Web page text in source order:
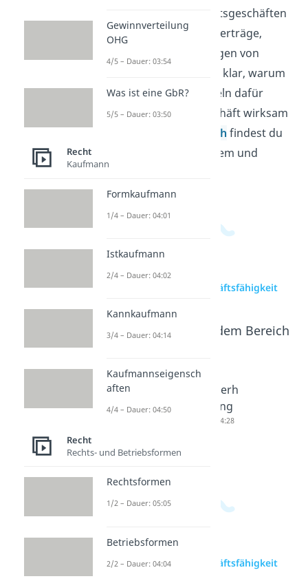
Alltag. Wer sich mit Rechtsgeschäften
beschäftigt, schaut auf Verträge,
Zustimmung und die Folgen von
Entscheidungen. So wird klar, warum
Alter und rechtliche Regeln dafür
wichtig sind, ob ein Geschäft wirksam
ist. Im
Wirtschaftsbereich findest du
passende Videos zu diesem und
verwandten Themen.
zur Videoseite: Geschäftsfähigkeit
Beliebte Inhalte aus dem Bereich
Beschrän
kt
sfähig
Dauer: 04:28
geldpara
Güteverh
andlung
Dauer: 04:28
zur Videoseite: Geschäftsfähigkeit
Gewinnverteilung
OHG
4/5 – Dauer: 03:54
Was ist eine GbR?
5/5 – Dauer: 03:50
Recht
Kaufmann
Formkaufmann
1/4 – Dauer: 04:01
Istkaufmann
2/4 – Dauer: 04:02
Kannkaufmann
3/4 – Dauer: 04:14
Kaufmannseigensch
aften
4/4 – Dauer: 04:50
Recht
Rechts- und Betriebsformen
Rechtsformen
1/2 – Dauer: 05:05
Betriebsformen
2/2 – Dauer: 04:04